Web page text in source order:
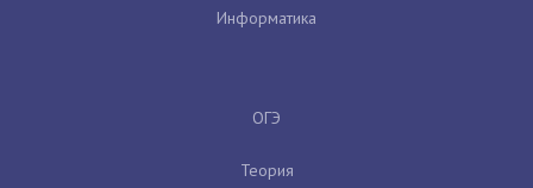
Информатика
ОГЭ
Теория